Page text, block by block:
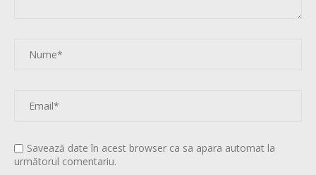
Savează date în acest browser ca sa apara automat la
următorul comentariu.